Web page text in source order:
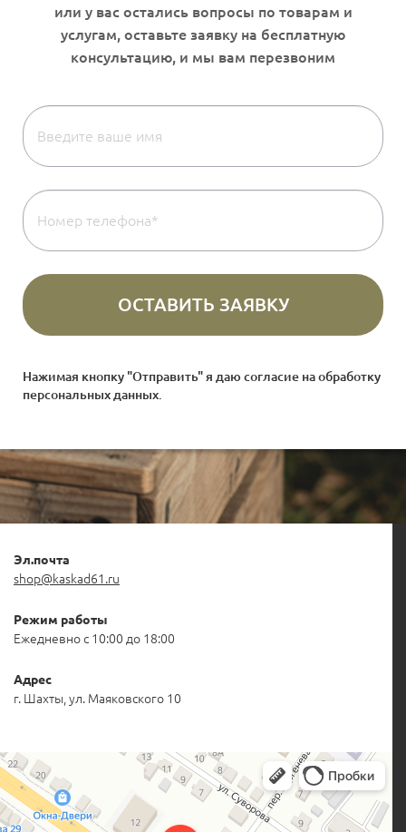
Нажимая кнопку "Отправить" я даю согласие наобработку
персональных данных
Эл.почта
shop@kaskad61.ru
Режим работы
Ежедневно с 10:00 до 18:00
Адрес
г. Шахты, ул. Маяковского 10